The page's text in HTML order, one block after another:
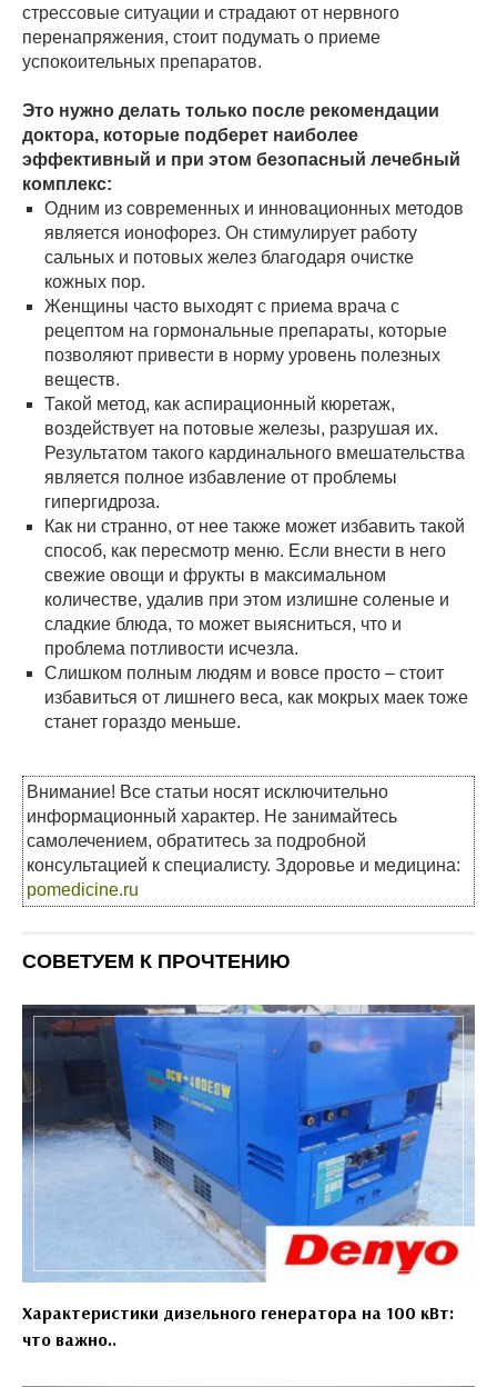
стрессовые ситуации и страдают от нервного
перенапряжения, стоит подумать о приеме
успокоительных препаратов.
Это нужно делать только после рекомендации
доктора, которые подберет наиболее
эффективный и при этом безопасный лечебный
комплекс:
Одним из современных и инновационных методов
является ионофорез. Он стимулирует работу
сальных и потовых желез благодаря очистке
кожных пор.
Женщины часто выходят с приема врача с
рецептом на гормональные препараты, которые
позволяют привести в норму уровень полезных
веществ.
Такой метод, как аспирационный кюретаж,
воздействует на потовые железы, разрушая их.
Результатом такого кардинального вмешательства
является полное избавление от проблемы
гипергидроза.
Как ни странно, от нее также может избавить такой
способ, как пересмотр меню. Если внести в него
свежие овощи и фрукты в максимальном
количестве, удалив при этом излишне соленые и
сладкие блюда, то может выясниться, что и
проблема потливости исчезла.
Слишком полным людям и вовсе просто – стоит
избавиться от лишнего веса, как мокрых маек тоже
станет гораздо меньше.
Внимание! Все статьи носят исключительно
информационный характер. Не занимайтесь
самолечением, обратитесь за подробной
консультацией к специалисту. Здоровье и медицина:
pomedicine.ru
СОВЕТУЕМ К ПРОЧТЕНИЮ
Характеристики дизельного генератора на 100 кВт:
что важно..